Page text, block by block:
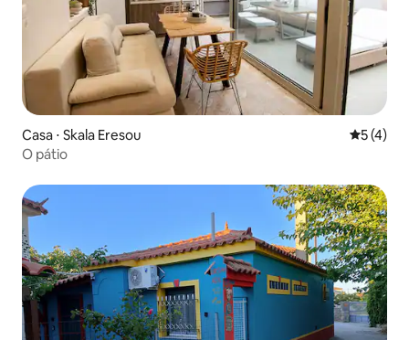
Casa ⋅ Skala Eresou 5 de
5 (4)
O pátio